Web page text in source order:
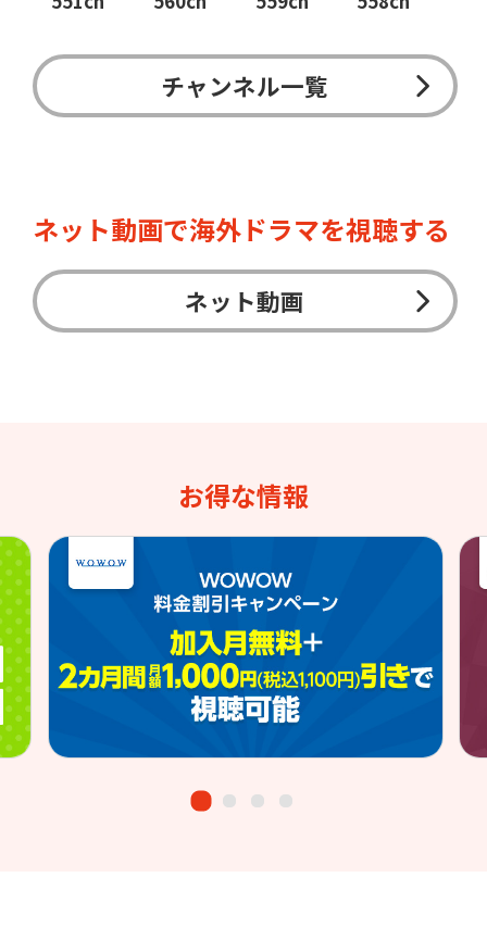
チャンネル一覧
ネット動画で海外ドラマを視聴する
ネット動画
お得な情報